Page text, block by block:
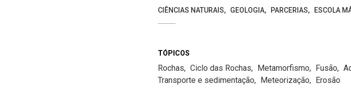
CIÊNCIAS NATURAIS
GEOLOGIA PARCERIAS ESCOLA
TÓPICOS
Rochas Ciclo das Rochas Metamorfismo Fusão
Transporte e sedimentação
Meteorização Erosão